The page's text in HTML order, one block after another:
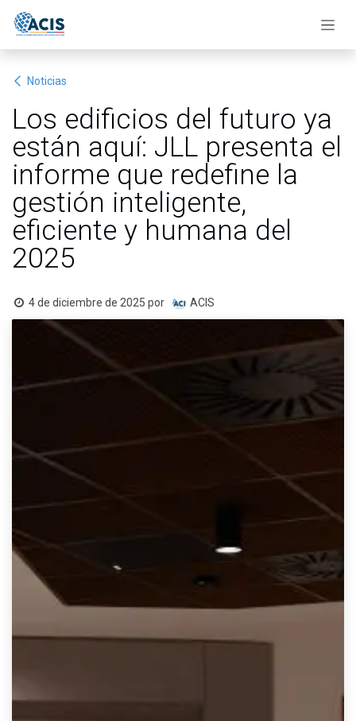
Noticias
Los edificios del futuro ya
están aquí: JLL presenta el
informe que redefine la
gestión inteligente,
eficiente y humana del
2025
4 de diciembre de 2025 por ACIS